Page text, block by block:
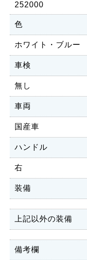
252000
色
ホワイト・ブルー
車検
無し
車両
国産車
ハンドル
右
装備
上記以外の装備
備考欄